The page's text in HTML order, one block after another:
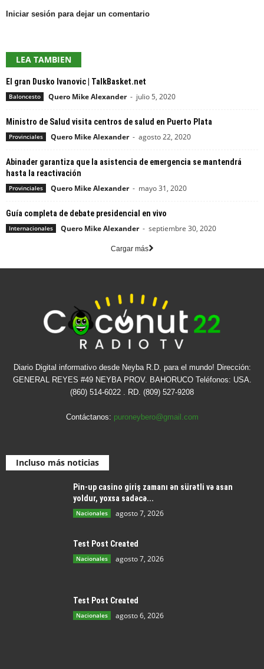
Iniciar sesión para dejar un comentario
LEA TAMBIEN
El gran Dusko Ivanovic | TalkBasket.net
Baloncesto Quero Mike Alexander - julio 5, 2020
Ministro de Salud visita centros de salud en Puerto Plata
Provinciales Quero Mike Alexander - agosto 22, 2020
Abinader garantiza que la asistencia de emergencia se mantendrá
hasta la reactivación
Provinciales Quero Mike Alexander - mayo 31, 2020
Guía completa de debate presidencial en vivo
Internacionales Quero Mike Alexander - septiembre 30, 2020
Cargar más
Diario Digital informativo desde Neyba R.D. para el mundo! Dirección:
GENERAL REYES #49 NEYBA PROV. BAHORUCO Teléfonos: USA.
(860) 514-6022 . RD. (809) 527-9208
Contáctanos: puroneybero@gmail.com
Incluso más noticias
Pin-up casino giriş zamanı ən sürətli və asan
yoldur, yoxsa sadəcə...
Nacionales agosto 7, 2026
Test Post Created
Nacionales agosto 7, 2026
Test Post Created
Nacionales agosto 6, 2026